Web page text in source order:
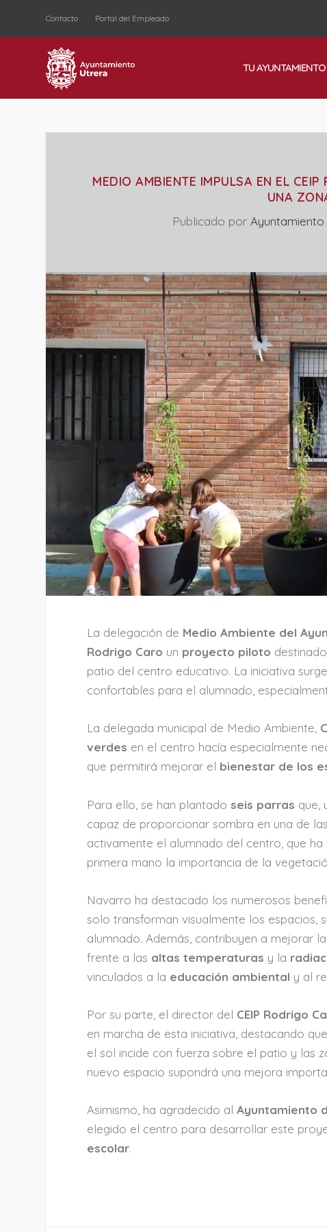
Contacto Portal del Empleado
TU AYUNTAMIENTO
MEDIO AMBIENTE IMPULSA EN EL
UNA
Publicado por
La delegación de Medio Ambiente del
Rodrigo Caro un proyecto piloto
patio del centro educativo. La iniciativa
confortables para el alumnado,
La delegada municipal de Medio Ambiente,
verdes en el centro hacía especialmente
que permitirá mejorar el bienestar de los
Para ello, se han plantadoseis parras que,
capaz de proporcionar sombra en una de
activamente el alumnado del centro, que
primera mano la importancia de la
Navarro ha destacado los numerosos
solo transforman visualmente los espacios,
alumnado. Además, contribuyen a mejorar la
frente a las altas temperaturas y la
vinculados a la educación ambiental y al
Por su parte, el director del CEIP Rodrigo
en marcha de esta iniciativa, destacando
el sol incide con fuerza sobre el patio y las
nuevo espacio supondrá una mejora
Asimismo, ha agradecido alAyuntamiento
elegido el centro para desarrollar este
escolar.